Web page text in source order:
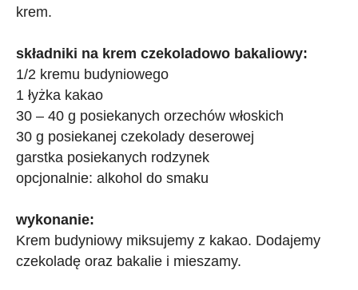
krem.
składniki na krem czekoladowo bakaliowy:
1/2 kremu budyniowego
1 łyżka kakao
30 – 40 g posiekanych orzechów włoskich
30 g posiekanej czekolady deserowej
garstka posiekanych rodzynek
opcjonalnie: alkohol do smaku
wykonanie:
Krem budyniowy miksujemy z kakao. Dodajemy
czekoladę oraz bakalie i mieszamy.